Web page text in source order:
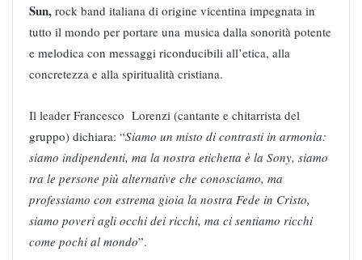
Sun, rock band italiana di origine vicentina impegnata in
tutto il mondo per portare una musica dalla sonorità potente
e melodica con messaggi riconducibili all’etica, alla
concretezza e alla spiritualità cristiana.
Il leader Francesco Lorenzi (cantante e chitarrista del
gruppo) dichiara: “Siamo un misto di contrasti in armonia:
siamo indipendenti, ma la nostra etichetta è la Sony, siamo
tra le persone più alternative che conosciamo, ma
professiamo con estrema gioia la nostra Fede in Cristo,
siamo poveri agli occhi dei ricchi, ma ci sentiamo ricchi
come pochi al mondo”.